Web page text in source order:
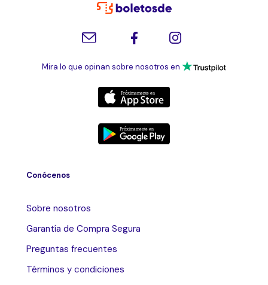
Mira lo que opinan sobre nosotros en
Conócenos
Sobre nosotros
Garantía de Compra Segura
Preguntas frecuentes
Términos y condiciones